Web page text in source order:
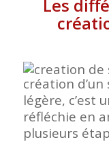
Les
création
légère, c’est
réfléchie en
plusieurs